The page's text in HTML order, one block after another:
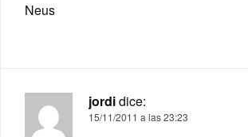
Neus
jordidice:
15/11/2011 a las 23:23